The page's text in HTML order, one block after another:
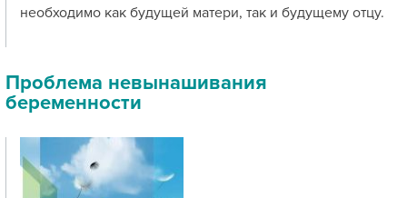
необходимо как будущей матери, так и будущему отцу.
Проблема невынашивания
беременности